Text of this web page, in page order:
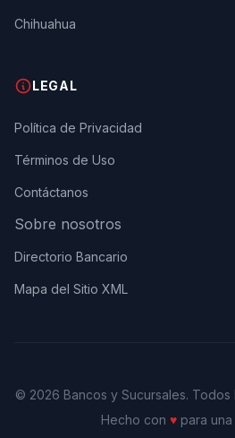
Chihuahua
LEGAL
Política de Privacidad
Términos de Uso
Contáctanos
Sobre nosotros
Directorio Bancario
Mapa del Sitio XML
© 2026 Bancos y Sucursales.
Hecho con ♥para una